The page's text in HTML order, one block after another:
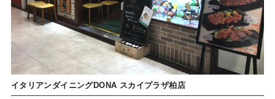
イタリアンダイニングDONA スカイプラザ柏店